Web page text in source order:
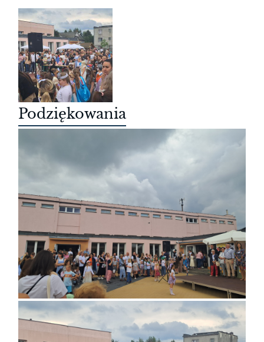
Podziękowania